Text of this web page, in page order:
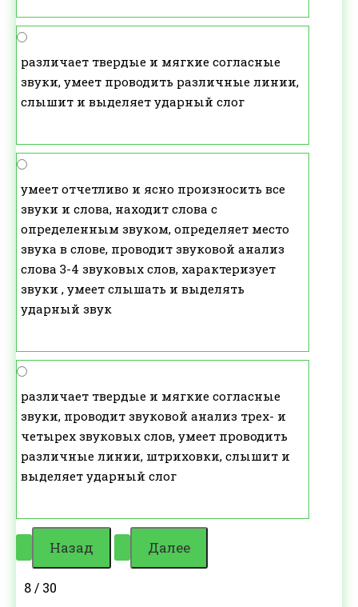
различает твердые и мягкие согласные
звуки, умеет проводить различные линии,
слышит и выделяет ударный слог
умеет отчетливо и ясно произносить все
звуки и слова, находит слова с
определенным звуком, определяет место
звука в слове, проводит звуковой анализ
слова 3-4 звуковых слов, характеризует
звуки , умеет слышать и выделять
ударный звук
различает твердые и мягкие согласные
звуки, проводит звуковой анализ трех- и
четырех звуковых слов, умеет проводить
различные линии, штриховки, слышит и
выделяет ударный слог
8 / 30